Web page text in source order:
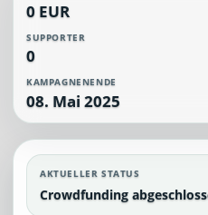
0 EUR
SUPPORTER
0
KAMPAGNENENDE
08. Mai 2025
AKTUELLER STATUS
Crowdfunding